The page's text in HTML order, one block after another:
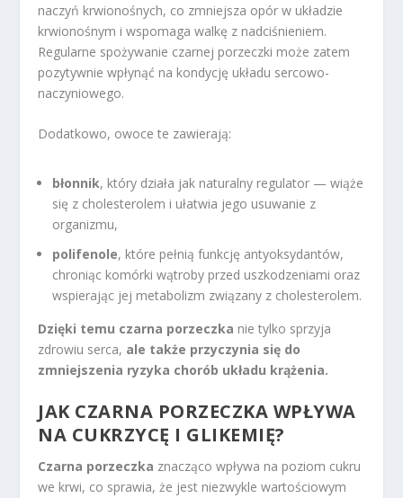
naczyń krwionośnych, co zmniejsza opór w układzie
krwionośnym i wspomaga walkę z nadciśnieniem.
Regularne spożywanie czarnej porzeczki może zatem
pozytywnie wpłynąć na kondycję układu sercowo-
naczyniowego.
Dodatkowo, owoce te zawierają:
błonnik, który działa jak naturalny regulator — wiąże
się z cholesterolem i ułatwia jego usuwanie z
organizmu,
polifenole, które pełnią funkcję antyoksydantów,
chroniąc komórki wątroby przed uszkodzeniami oraz
wspierając jej metabolizm związany z cholesterolem.
Dzięki temu czarna porzeczka nie tylko sprzyja
zdrowiu serca, ale także przyczynia się do
zmniejszenia ryzyka chorób układu krążenia.
JAK CZARNA PORZECZKA WPŁYWA
NA CUKRZYCĘ I GLIKEMIĘ?
Czarna porzeczka znacząco wpływa na poziom cukru
we krwi, co sprawia, że jest niezwykle wartościowym